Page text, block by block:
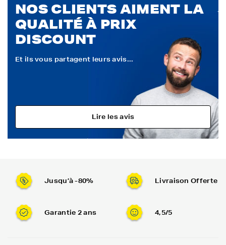
NOS CLIENTS AIMENT LA
QUALITÉ À PRIX
DISCOUNT
Et ils vous partagent leurs avis...
Lire les avis
Jusqu’à -80% Livraison Offerte
Garantie 2 ans 4,5/5